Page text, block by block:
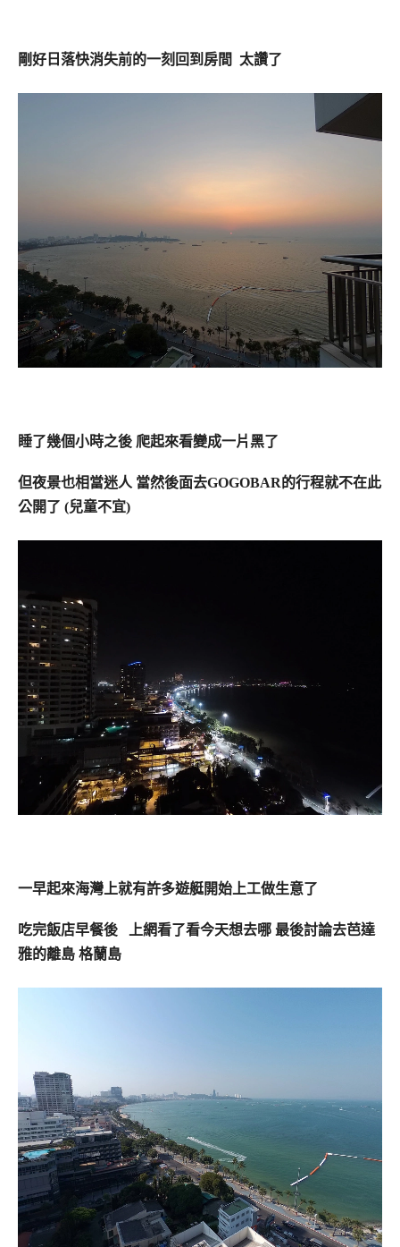
剛好日落快消失前的一刻回到房間 太讚了
睡了幾個小時之後 爬起來看變成一片黑了
但夜景也相當迷人 當然後面去GOGOBAR的行程就不在此
公開了 (兒童不宜)
一早起來海灣上就有許多遊艇開始上工做生意了
吃完飯店早餐後 上網看了看今天想去哪 最後討論去芭達
雅的離島 格蘭島